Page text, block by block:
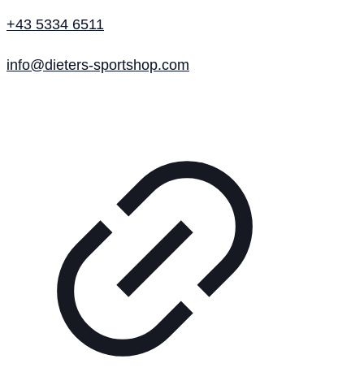
+43 5334 6511
info@dieters-sportshop.com